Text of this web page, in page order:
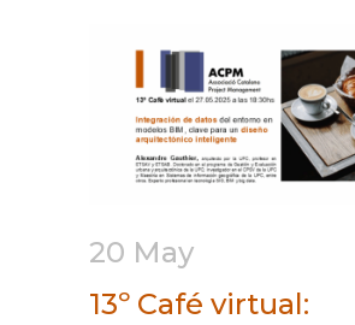
20 May
13º Café virtual: